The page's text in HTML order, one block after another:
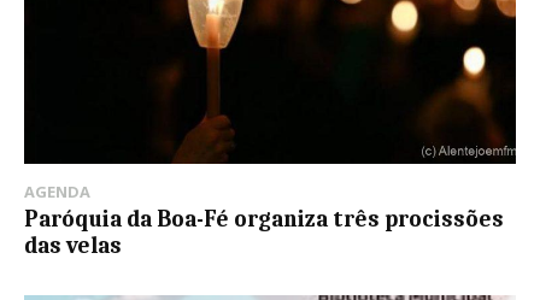
AGENDA
Paróquia da Boa-Fé organiza três procissões
das velas